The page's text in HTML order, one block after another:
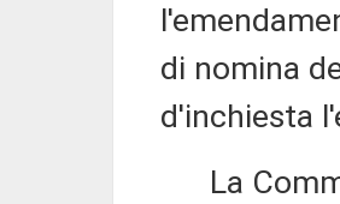
di nomina
d'inchiesta
La